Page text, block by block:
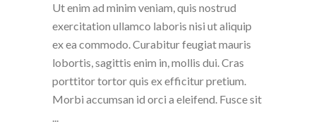
Ut enim ad minim veniam, quis nostrud
exercitation ullamco laboris nisi ut aliquip
ex ea commodo. Curabitur feugiat mauris
lobortis, sagittis enim in, mollis dui. Cras
porttitor tortor quis ex efficitur pretium.
Morbi accumsan id orci a eleifend. Fusce sit